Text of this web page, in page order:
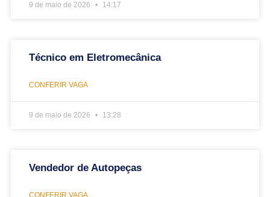
9 de maio de 2026 14:17
Técnico em Eletromecânica
CONFERIR VAGA
9 de maio de 2026 13:28
Vendedor de Autopeças
CONFERIR VAGA